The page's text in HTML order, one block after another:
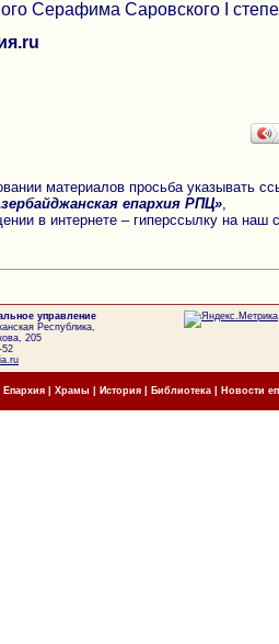
Серафима Саровского I
материалов просьба указывать
епархия РПЦ»
в интернете – гиперссылку на наш
управление
Республика,
205
52
Епархия| Храмы История| Библиотека Новости